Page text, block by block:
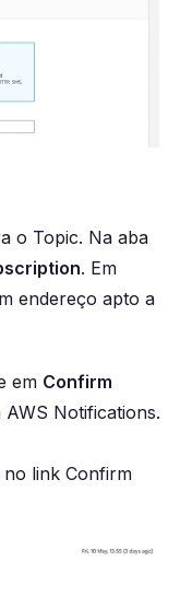
o Topic. Na aba
. Em
endereço apto a
em Confirm
Notifications.
no link Confirm